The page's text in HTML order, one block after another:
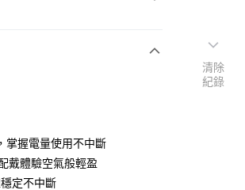
掌握電量使用不中斷
戴體驗空氣般輕盈
定不中斷
清除
紀錄